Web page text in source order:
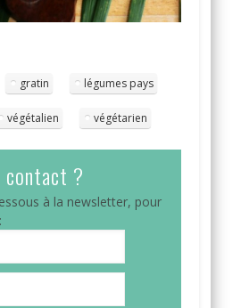
gratin légumes pays
végétalien végétarien
contact ?
à la newsletter, pour